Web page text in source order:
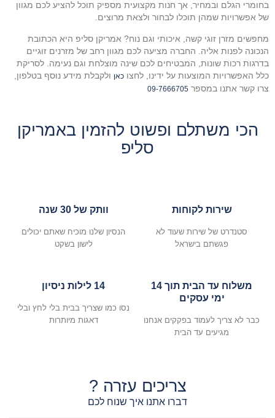
בחומרי הגלם ובמחיר, אך חנות מקצועית מספיק תוכל להציע לכם מגוון
של אפשרויות שמהן תוכלו לבחור ולצאת מרוצים.
מחפשים מזרן זוגי קשה, איכותי וגם נוח? אמריקן סליפ היא הכתובת
הנכונה לפנות אליה. החברה מציעה לכם מגוון רחב של מזרנים זוגיים
בדרגות רכות שונות, המבטיחים לכם שינה מוצלחת וגם נעימה. לסריקת
כלל האפשרויות המוצעות על ידינו, לחצו כאן ולקבלת מידע נוסף בטלפון,
צרו קשר אתנו במספר 09-7666705
הכי משתלם ופשוט להזמין באמריקן
סליפ
שירות לקוחות
סטנדרט של שירות שעוד לא
פגשתם בישראל
וותק של 30 שנה
הנסיון שלנו מוכיח שאתם יכולים
לישון בשקט
משלוח עד הבית תוך 14
ימי עסקים
כבר לא צריך לעמוד בפקקים אנחנו
מגיעים עד הבית
14 לילות ניסיון
נסו כמו שצריך בבית בלי לחץ ובלי
דאגות מיותרות
צריכים עזרה ?
דברו אתנו איך שנוח לכם